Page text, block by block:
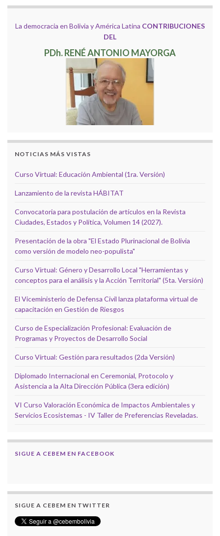
La democracia en Bolivia y América Latina CONTRIBUCIONES
DEL
PDh. RENÉ ANTONIO MAYORGA
NOTICIAS MÁS VISTAS
Curso Virtual: Educación Ambiental (1ra. Versión)
Lanzamiento de la revista HÁBITAT
Convocatoria para postulación de artículos en la Revista
Ciudades, Estados y Política, Volumen 14 (2027).
Presentación de la obra "El Estado Plurinacional de Bolivia
como versión de modelo neo-populista"
Curso Virtual: Género y Desarrollo Local "Herramientas y
conceptos para el análisis y la Acción Territorial" (5ta. Versión)
El Viceministerio de Defensa Civil lanza plataforma virtual de
capacitación en Gestión de Riesgos
Curso de Especialización Profesional: Evaluación de
Programas y Proyectos de Desarrollo Social
Curso Virtual: Gestión para resultados (2da Versión)
Diplomado Internacional en Ceremonial, Protocolo y
Asistencia a la Alta Dirección Pública (3era edición)
VI Curso Valoración Económica de Impactos Ambientales y
Servicios Ecosistemas - IV Taller de Preferencias Reveladas.
SIGUE A CEBEM EN FACEBOOK
SIGUE A CEBEM EN TWITTER